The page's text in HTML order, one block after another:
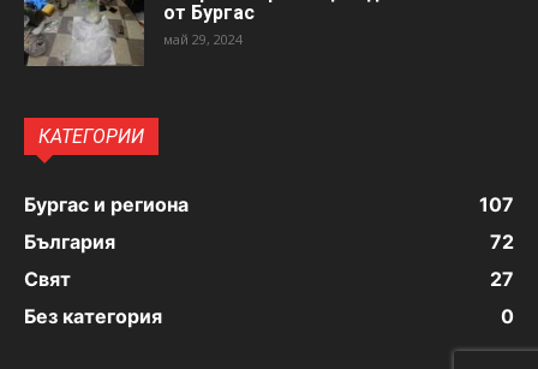
от Бургас
май 29, 2024
КАТЕГОРИИ
Бургас и региона
107
България
72
Свят
27
Без категория
0